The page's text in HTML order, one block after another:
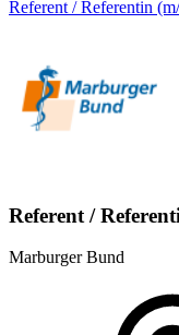
Referent / Referentin
Referent /
Marburger Bund